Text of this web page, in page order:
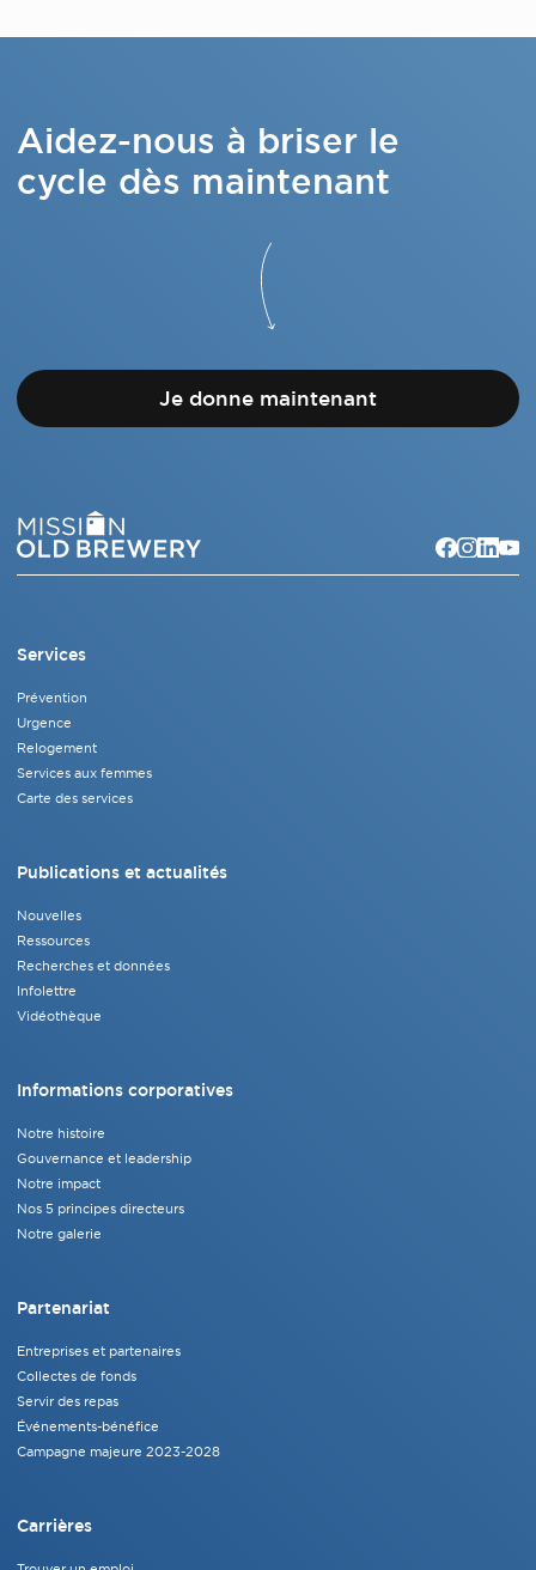
Aidez-nous à briser le
cycle dès maintenant
Je donne maintenant
Services
Prévention
Urgence
Relogement
Services aux femmes
Carte des services
Publications et actualités
Nouvelles
Ressources
Recherches et données
Infolettre
Vidéothèque
Informations corporatives
Notre histoire
Gouvernance et leadership
Notre impact
Nos 5 principes directeurs
Notre galerie
Partenariat
Entreprises et partenaires
Collectes de fonds
Servir des repas
Événements-bénéfice
Campagne majeure 2023-2028
Carrières